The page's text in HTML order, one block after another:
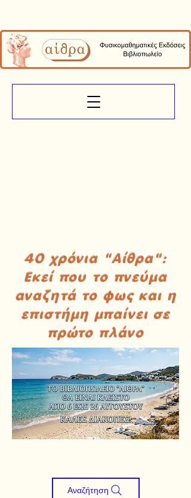
40 χρόνια "Αίθρα":
Εκεί που το πνεύμα
αναζητά το φως και η
επιστήμη μπαίνει σε
πρώτο πλάνο
Αναζήτηση